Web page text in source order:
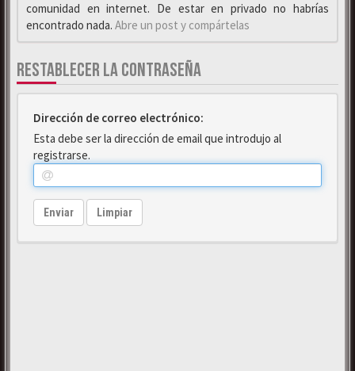
comunidad en internet. De estar en privado no habrías
encontrado nada. Abre un post y compártelas
RESTABLECER LA CONTRASEÑA
Dirección de correo electrónico:
Esta debe ser la dirección de email que introdujo al
registrarse.
Enviar Limpiar